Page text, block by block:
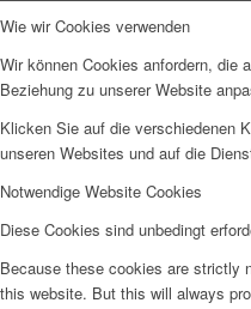
Wie wir Cookies verwenden
Wir können Cookies anfordern, die
Beziehung zu unserer Website
Klicken Sie auf die verschiedenen
unseren Websites und auf die
Notwendige Website Cookies
Diese Cookies sind unbedingt
Because these cookies are strictly
this website. But this will always